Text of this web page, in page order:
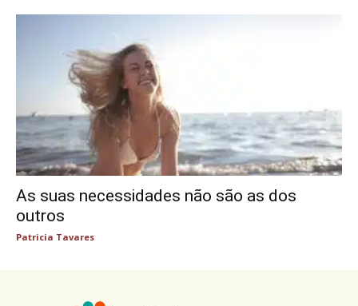
As suas necessidades não são as dos
outros
Patricia Tavares